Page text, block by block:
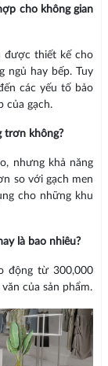
cho không gian
được thiết kế cho
ngủ hay bếp. Tuy
các yếu tố bảo
của gạch.
trơn không?
nhưng khả năng
so với gạch men
cho những khu
là bao nhiêu?
động từ 300,000
của sản phẩm.